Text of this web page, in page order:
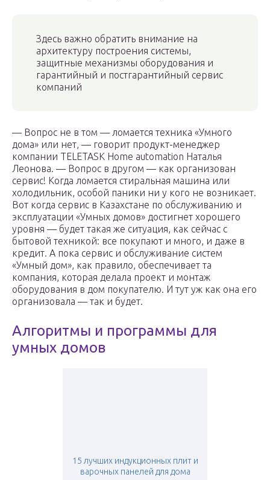
Здесь важно обратить внимание на
архитектуру построения системы,
защитные механизмы оборудования и
гарантийный и постгарантийный сервис
компаний
— Вопрос не в том — ломается техника «Умного
дома» или нет, — говорит продукт-менеджер
компании TELETASK Home automation Наталья
Леонова. — Вопрос в другом — как организован
сервис! Когда ломается стиральная машина или
холодильник, особой паники ни у кого не возникает.
Вот когда сервис в Казахстане по обслуживанию и
эксплуатации «Умных домов» достигнет хорошего
уровня — будет такая же ситуация, как сейчас с
бытовой техникой: все покупают и много, и даже в
кредит. А пока сервис и обслуживание систем
«Умный дом», как правило, обеспечивает та
компания, которая делала проект и монтаж
оборудования в дом покупателю. И тут уж как она его
организовала — так и будет.
Алгоритмы и программы для
умных домов
15 лучших индукционных плит и
варочных панелей для дома